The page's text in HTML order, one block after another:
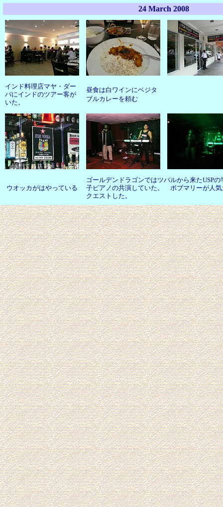
24 March 2008
インド料理店マヤ・ダー
バにインドのツアー客が
いた。
昼食は白ワインにベジタ
ブルカレーを頼む
ウオッカがはやっている
ゴールデンドラゴンではツバルから来たUSP
子ピアノの共演していた。 ボブマリーが人
クエストした。